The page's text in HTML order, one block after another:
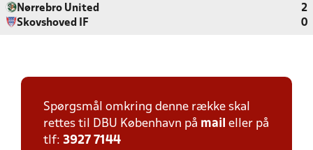
Nørrebro United
2
Skovshoved IF
0
Spørgsmål omkring denne række skal
rettes til DBU København på mail eller på
tlf: 3927 7144